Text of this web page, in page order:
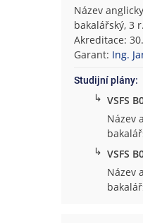
Název
bakalářský, 3
Akreditace:
Garant: Ing.
Studijní plány:
↳ VSFS
Název
↳ VSFS
Název